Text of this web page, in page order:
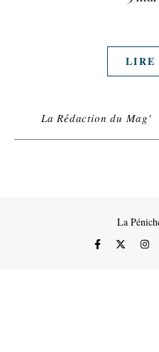
LIRE
La Rédaction du Mag'
La